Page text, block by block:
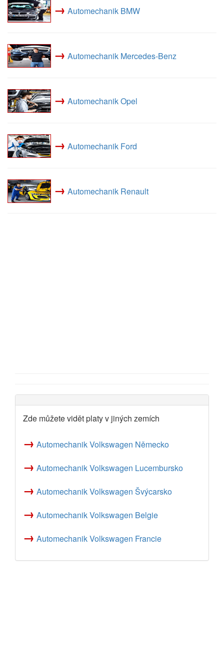
→ Automechanik BMW
→ Automechanik Mercedes-Benz
→ Automechanik Opel
→ Automechanik Ford
→ Automechanik Renault
Zde můžete vidět platy v jiných zemích
→ Automechanik Volkswagen Německo
→ Automechanik Volkswagen Lucembursko
→ Automechanik Volkswagen Švýcarsko
→ Automechanik Volkswagen Belgie
→ Automechanik Volkswagen Francie